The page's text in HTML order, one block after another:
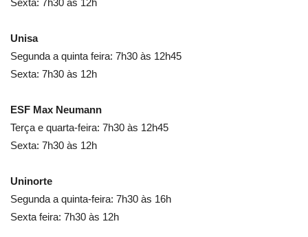
Sexta: 7h30 às 12h
Unisa
Segunda a quinta feira: 7h30 às 12h45
Sexta: 7h30 às 12h
ESF Max Neumann
Terça e quarta-feira: 7h30 às 12h45
Sexta: 7h30 às 12h
Uninorte
Segunda a quinta-feira: 7h30 às 16h
Sexta feira: 7h30 às 12h